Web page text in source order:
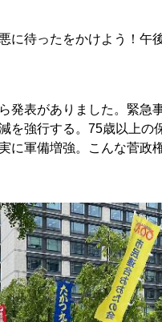
に待ったをかけよう！午
発表がありました。緊急
を強行する。75歳以上の
に軍備増強。こんな菅政